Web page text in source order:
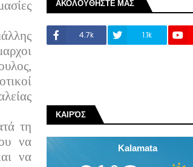
τη
να
να
ΑΚΟΛΟΥΘΗΣΤΕ ΜΑΣ
4.7k 1.1k
ΚΑΙΡΌΣ
Kalamata